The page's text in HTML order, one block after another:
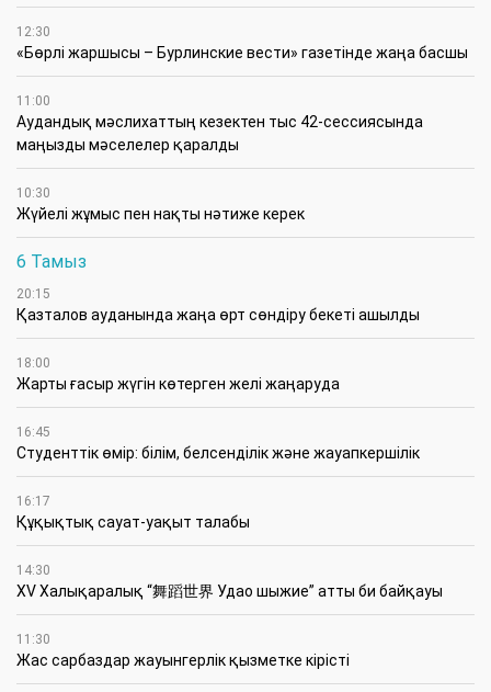
12:30
«Бөрлі жаршысы – Бурлинские вести» газетінде жаңа басшы
11:00
Аудандық мәслихаттың кезектен тыс 42-сессиясында
маңызды мәселелер қаралды
10:30
Жүйелі жұмыс пен нақты нәтиже керек
6 Тамыз
20:15
Қазталов ауданында жаңа өрт сөндіру бекеті ашылды
18:00
Жарты ғасыр жүгін көтерген желі жаңаруда
16:45
Студенттік өмір: білім, белсенділік және жауапкершілік
16:17
Құқықтық сауат-уақыт талабы
14:30
XV Халықаралық “舞蹈世界 Удао шыжие” атты би байқауы
11:30
Жас сарбаздар жауынгерлік қызметке кірісті